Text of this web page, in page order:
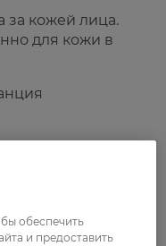
за кожей лица.
для кожи в
обеспечить
и предоставить